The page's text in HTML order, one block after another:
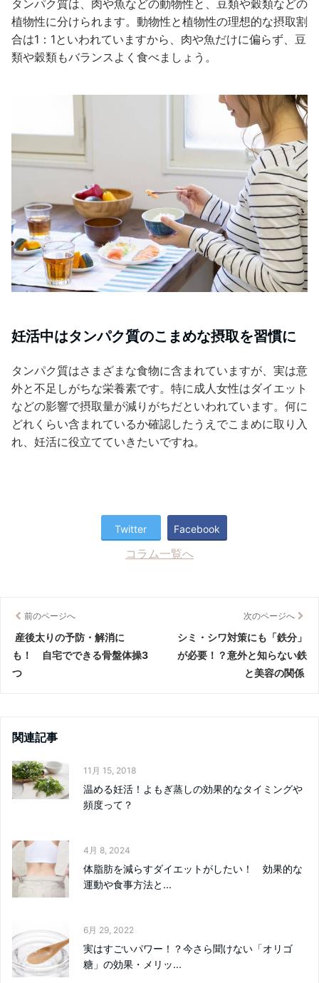
タンパク質は、肉や魚などの動物性と、豆類や穀類などの
植物性に分けられます。動物性と植物性の理想的な摂取割
合は1：1といわれていますから、肉や魚だけに偏らず、豆
類や穀類もバランスよく食べましょう。
妊活中はタンパク質のこまめな摂取を習慣に
タンパク質はさまざまな食物に含まれていますが、実は意
外と不足しがちな栄養素です。特に成人女性はダイエット
などの影響で摂取量が減りがちだといわれています。何に
どれくらい含まれているか確認したうえでこまめに取り入
れ、妊活に役立てていきたいですね。
Twitter Facebook
コラム一覧へ
前のページへ
産後太りの予防・解消に
も！ 自宅でできる骨盤体操3
つ
次のページへ
シミ・シワ対策にも「鉄分」
が必要！？意外と知らない鉄
と美容の関係
関連記事
11月 15, 2018
温める妊活！よもぎ蒸しの効果的なタイミングや
頻度って？
4月 8, 2024
体脂肪を減らすダイエットがしたい！ 効果的な
運動や食事方法と...
6月 29, 2022
実はすごいパワー！？今さら聞けない「オリゴ
糖」の効果・メリッ...